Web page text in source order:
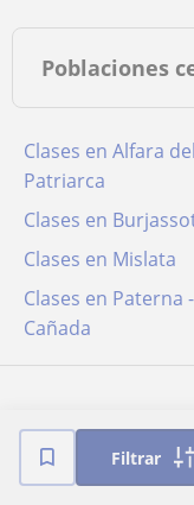
Filtrar
Poblaciones
Clases en Alfara del
Patriarca
Clases en
Clases en Mislata
Clases en Paterna
Cañada